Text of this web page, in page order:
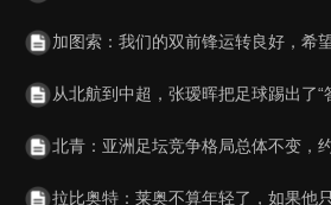
加图索：我们的双前锋运转良好，希望我们能继
从北航到中超，张瑷晖把足球踢出了“
北青：亚洲足坛竞争格局总体不变，约、乌入围也
拉比奥特：莱奥不算年轻了，如果他只是停留在潜